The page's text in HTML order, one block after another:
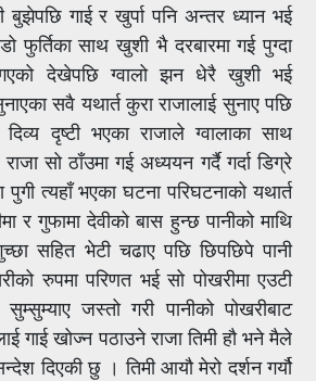
गाई र खुर्पा पनि अन्तर ध्यान भई
फुर्तिका साथ खुशी भै दरबारमा गई पुग्दा
देखेपछि ग्वालो झन धेरै खुशी भई
सवै यथार्त कुरा राजालाई सुनाए पछि
दृष्टी भएका राजाले ग्वालाका साथ
सो ठाँउमा गई अध्ययन गर्दै गर्दा डिग्रे
त्यहाँ भएका घटना परिघटनाको यथार्त
र गुफामा देवीको बास हुन्छ पानीको माथि
सहित भेटी चढाए पछि छिपछिपे पानी
रुपमा परिणत भई सो पोखरीमा एउटी
जस्तो गरी पानीको पोखरीबाट
गाई खोज्न पठाउने राजा तिमी हौ भने मैले
दिएकी छु । तिमी आयौ मेरो दर्शन गर्यौ